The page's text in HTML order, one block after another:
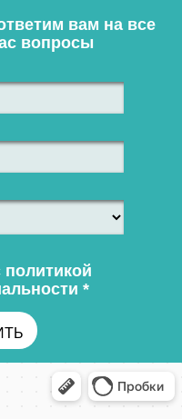
вам на все
вопросы
политикой
*